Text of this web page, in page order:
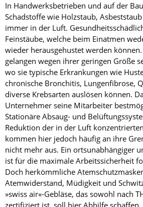
In Handwerksbetrieben und auf der
Schadstoffe wie Holzstaub,
immer in der Luft.
Feinstäube, welche beim Einatmen
wieder herausgehustet werden
gelangen wegen ihrer geringen Größe
wo sie typische Erkrankungen wie
chronische Bronchitis, Lungenfibrose,
diverse Krebsarten auslösen können.
Unternehmer seine Mitarbeiter
Stationäre Absaug- und
Reduktion der in der Luft
kommen hier jedoch häufig an ihre
nicht mehr aus. Ein ortsunabhängiger
ist für die maximale Arbeitssicherheit
Doch herkömmliche
Atemwiderstand, Müdigkeit und
»swiss air«-Gebläse, das sowohl nach